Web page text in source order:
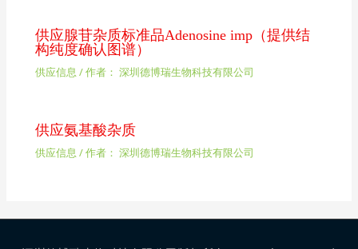
供应腺苷杂质标准品Adenosine imp（提供结
构纯度确认图谱）
供应信息 / 作者： 深圳德博瑞生物科技有限公司
供应氨基酸杂质
供应信息 / 作者： 深圳德博瑞生物科技有限公司